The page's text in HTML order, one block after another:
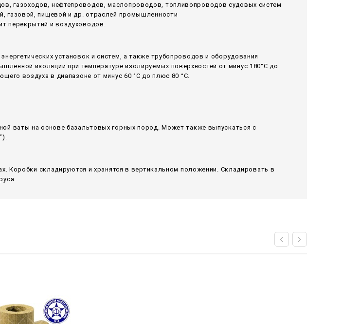
газоходов, нефтепроводов, маслопроводов, топливопроводов судовых систем
газовой, пищевой и др. отраслей промышленности
перекрытий и воздуховодов.
установок и систем, а также трубопроводов и оборудования
изоляции при температуре изолируемых поверхностей от минус 180°С до
воздуха в диапазоне от минус 60 °С до плюс 80 °С.
ваты на основе базальтовых горных пород. Может также выпускаться с
Коробки складируются и хранятся в вертикальном положении. Складировать в